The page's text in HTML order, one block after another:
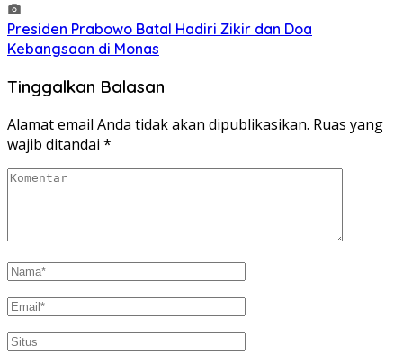
Presiden Prabowo Batal Hadiri Zikir dan Doa
Kebangsaan di Monas
Tinggalkan Balasan
Alamat email Anda tidak akan dipublikasikan. Ruas yang
wajib ditandai *